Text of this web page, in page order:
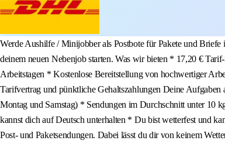
Werde Aushilfe / Minijobber als Postbote für Pakete und
deinem neuen Nebenjob starten. Was wir bieten * 17,20 €
Arbeitstagen * Kostenlose Bereitstellung von hochwertiger
Tarifvertrag und pünktliche Gehaltszahlungen Deine
Montag und Samstag) * Sendungen im Durchschnitt unter 10
kannst dich auf Deutsch unterhalten * Du bist wetterfest und
Post- und Paketsendungen. Dabei lässt du dir von keinem